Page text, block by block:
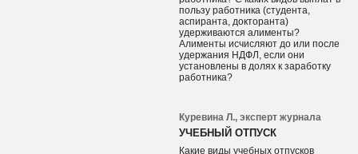
пользу работника (студента,
аспиранта, докторанта)
удерживаются алименты?
Алименты исчисляют до или после
удержания НДФЛ, если они
установлены в долях к заработку
работника?
Куревина Л., эксперт журнала
УЧЕБНЫЙ ОТПУСК
Какие виды учебных отпусков